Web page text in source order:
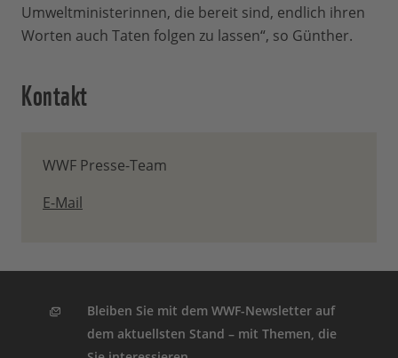
Umweltministerinnen, die bereit sind, endlich ihren
Worten auch Taten folgen zu lassen“, so Günther.
Kontakt
WWF Presse-Team
E-Mail
Bleiben Sie mit dem WWF-Newsletter auf
dem aktuellsten Stand – mit Themen, die